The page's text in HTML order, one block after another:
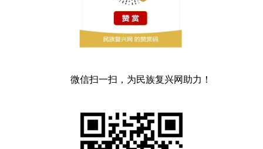
微信扫一扫，为民族复兴网助力！